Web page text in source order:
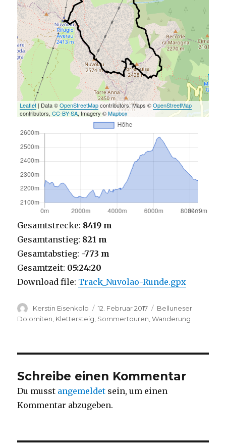
Leaflet | Data ©OpenStreetMapcontributors, Maps ©OpenStreetMap
contributors,CC-BY-SA, Imagery ©Mapbox
Gesamtstrecke: 8419 m
Gesamtanstieg: 821 m
Gesamtabstieg: -773 m
Gesamtzeit: 05:24:20
Download file: Track_Nuvolao-Runde.gpx
Autor
Kerstin Eisenkolb
Veröffentlicht
am
12. Februar 2017 Kategorien
Belluneser
Dolomiten Klettersteig Sommertouren ,Wanderung
Schreibe einen Kommentar
Du musst angemeldet sein, um einen
Kommentar abzugeben.